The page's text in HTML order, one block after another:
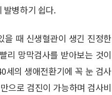
발병하기 쉽다.
을 때 신생혈관이 생긴 진정한
리 망막검사를 받아보는 것이
세의 생애전환기에 꼭 눈 검사
으로 검진이 가능하며 검사비